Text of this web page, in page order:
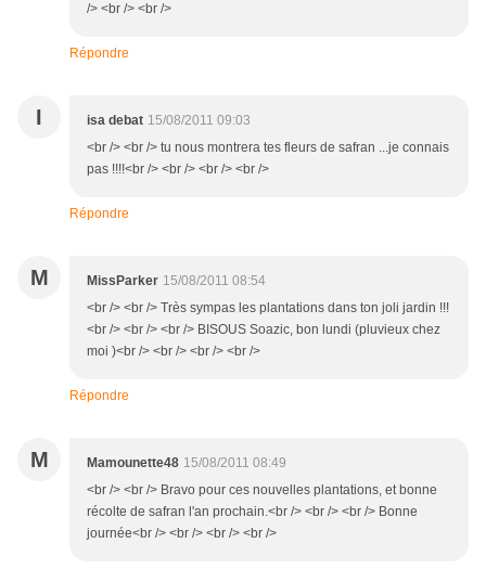
/> <br /> <br />
Répondre
I isa debat 15/08/2011 09:03
<br /> <br /> tu nous montrera tes fleurs de safran ...je connais
pas !!!!<br /> <br /> <br /> <br />
Répondre
M MissParker 15/08/2011 08:54
<br /> <br /> Très sympas les plantations dans ton joli jardin !!!
<br /> <br /> <br /> BISOUS Soazic, bon lundi (pluvieux chez
moi )<br /> <br /> <br /> <br />
Répondre
M Mamounette48 15/08/2011 08:49
<br /> <br /> Bravo pour ces nouvelles plantations, et bonne
récolte de safran l'an prochain.<br /> <br /> <br /> Bonne
journée<br /> <br /> <br /> <br />